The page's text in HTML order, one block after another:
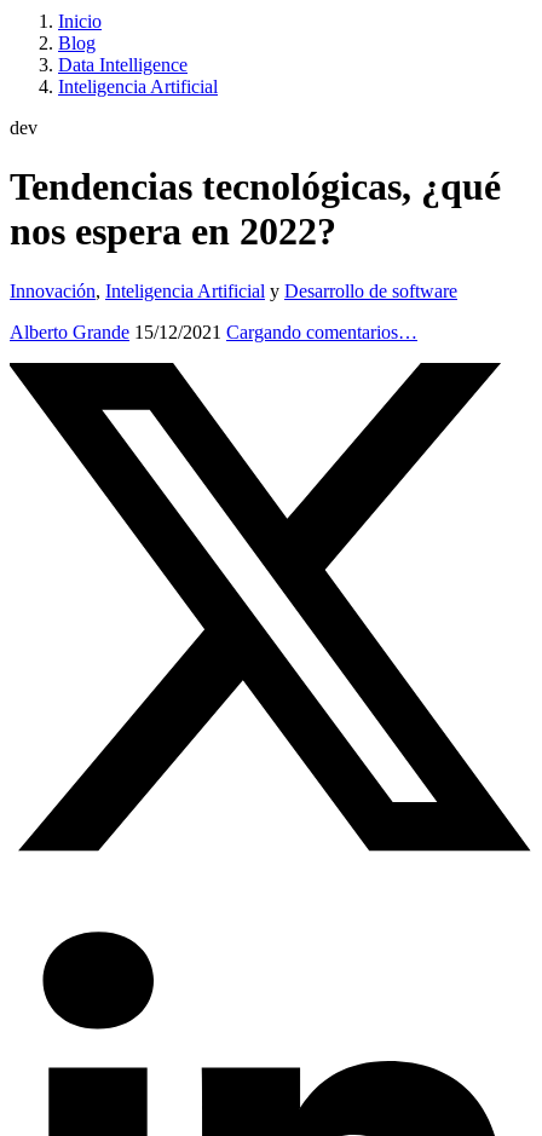
Inicio
Blog
Data Intelligence
Inteligencia Artificial
dev
Tendencias tecnológicas, ¿qué
nos espera en 2022?
Innovación, Inteligencia Artificial y Desarrollo de software
Alberto Grande 15/12/2021 Cargando comentarios…